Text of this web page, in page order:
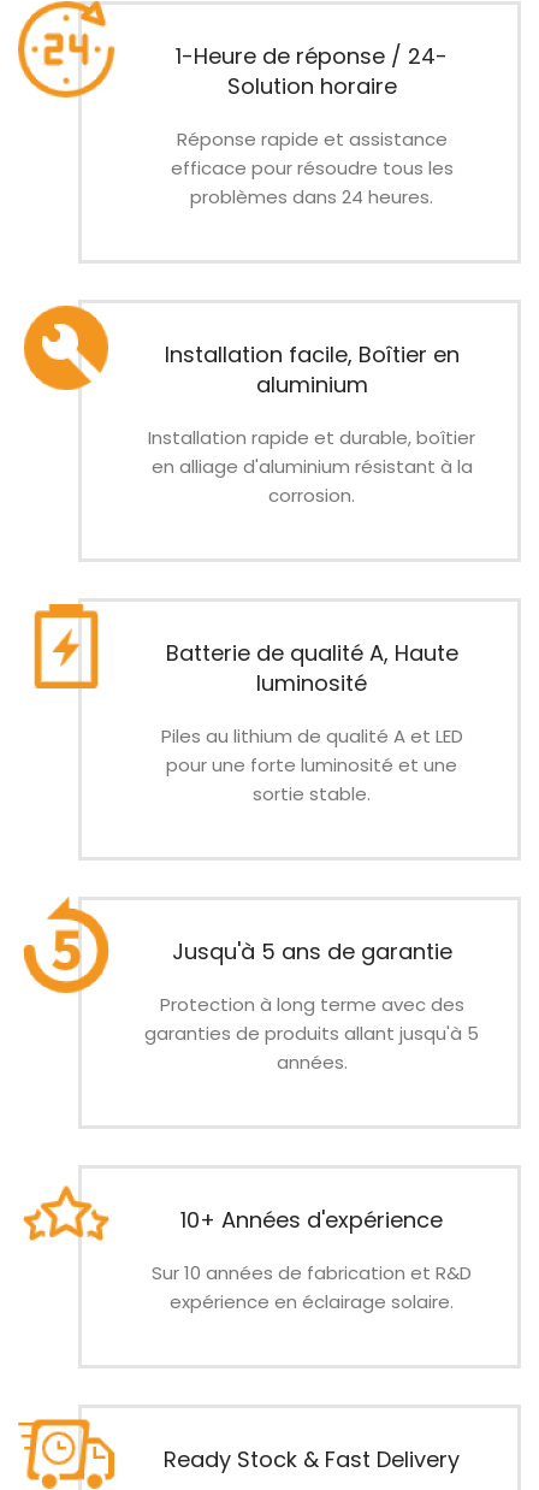
1-Heure de réponse / 24-
Solution horaire
Réponse rapide et assistance
efficace pour résoudre tous les
problèmes dans 24 heures.
Installation facile, Boîtier en
aluminium
Installation rapide et durable, boîtier
en alliage d'aluminium résistant à la
corrosion.
Batterie de qualité A, Haute
luminosité
Piles au lithium de qualité A et LED
pour une forte luminosité et une
sortie stable.
Jusqu'à 5 ans de garantie
Protection à long terme avec des
garanties de produits allant jusqu'à 5
années.
10+ Années d'expérience
Sur 10 années de fabrication et R&D
expérience en éclairage solaire.
Ready Stock & Fast Delivery